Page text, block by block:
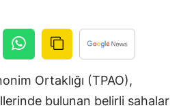
Çorum
Denizli
Diyarbakır
Ortaklığı (TPAO),
bulunan belirli sahalar